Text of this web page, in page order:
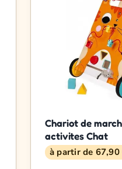
Chariot de
activites Chat
à partir de 67,90